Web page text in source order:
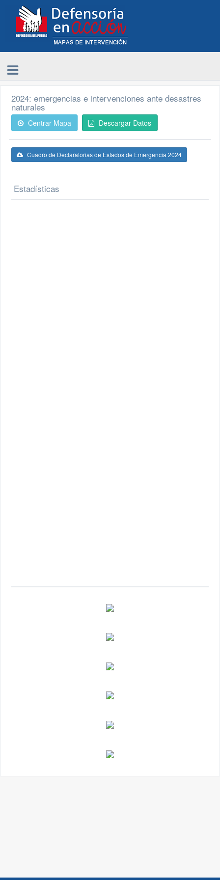
2024: emergencias e intervenciones ante desastres
naturales
Centrar Mapa Descargar Datos
Cuadro de Declaratorias de Estados de Emergencia 2024
Estadísticas